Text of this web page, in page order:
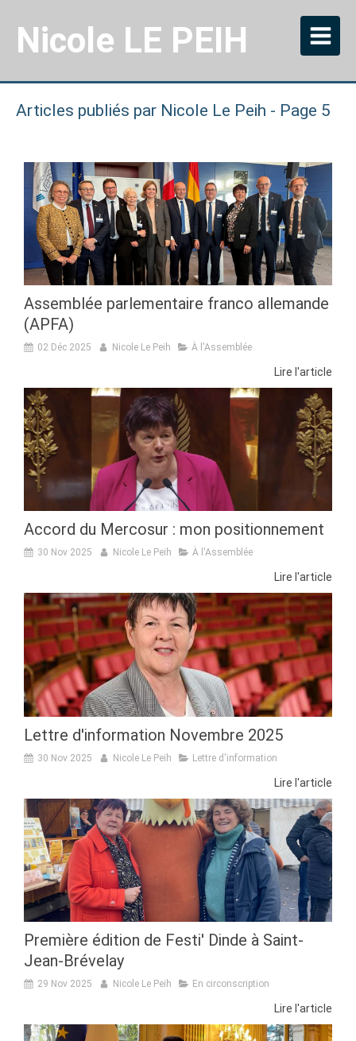
Nicole LE PEIH
Articles publiés par Nicole Le Peih - Page 5
Assemblée parlementaire franco allemande
(APFA)
02 Déc 2025 Nicole Le Peih À l'Assemblée
Lire l'article
Accord du Mercosur : mon positionnement
30 Nov 2025 Nicole Le Peih À l'Assemblée
Lire l'article
Lettre d'information Novembre 2025
30 Nov 2025 Nicole Le Peih Lettre d'information
Lire l'article
Première édition de Festi' Dinde à Saint-
Jean-Brévelay
29 Nov 2025 Nicole Le Peih En circonscription
Lire l'article